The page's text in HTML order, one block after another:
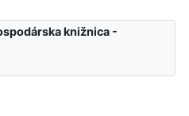
knižnica -